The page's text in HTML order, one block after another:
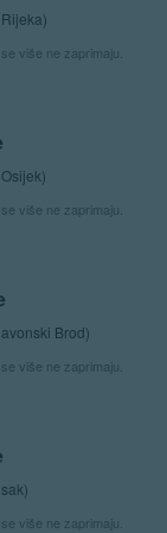
više ne zaprimaju.
više ne zaprimaju.
Brod)
više ne zaprimaju.
više ne zaprimaju.